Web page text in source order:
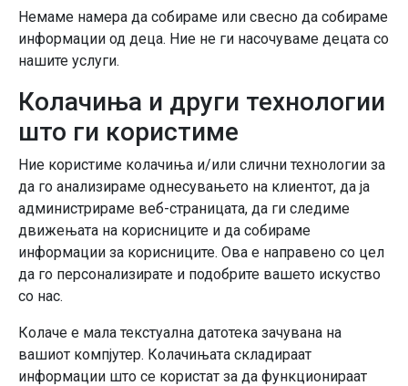
Немаме намера да собираме или свесно да собираме
информации од деца. Ние не ги насочуваме децата со
нашите услуги.
Колачиња и други технологии
што ги користиме
Ние користиме колачиња и/или слични технологии за
да го анализираме однесувањето на клиентот, да ја
администрираме веб-страницата, да ги следиме
движењата на корисниците и да собираме
информации за корисниците. Ова е направено со цел
да го персонализирате и подобрите вашето искуство
со нас.
Колаче е мала текстуална датотека зачувана на
вашиот компјутер. Колачињата складираат
информации што се користат за да функционираат